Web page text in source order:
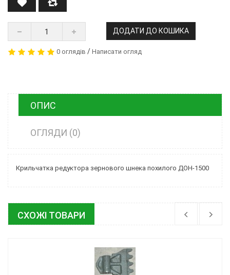
ДОДАТИ ДО КОШИКА
0 оглядів / Написати огляд
ОПИС
ОГЛЯДИ (0)
Крильчатка редуктора зернового шнека похилого ДОН-1500
СХОЖІ ТОВАРИ